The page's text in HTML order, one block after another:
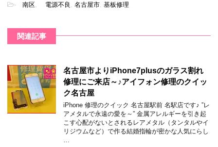
- 南区 電源不良 名古屋市 基板修理
関連記事
名古屋市よりiPhone7plusのガラス割れ
修理にご来店～♪アイフォン修理のクイッ
ク名古屋
iPhone 修理のクイック 名古屋駅前 名駅店です♪ ”レ
アメタルで永遠の愛を～” 金属アレルギーを引き起
こす心配がないとされるレアメタル（タンタルやイ
リジウムなど）で作る結婚指輪が密かな人気にらし